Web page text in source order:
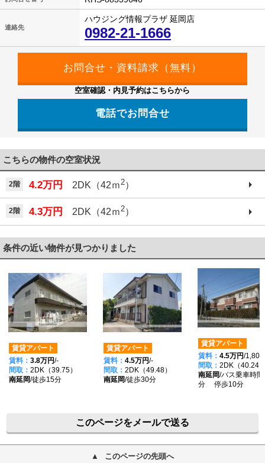
連絡先
ハウジング情報プラザ 延岡店
0982-21-1666
空室確認・内見予約はこちらから
電話でお問合せ
こちらの物件の空室状況
2階 4.2万円 2DK（42ｍ2）
2階 4.3万円 2DK（42ｍ2）
条件の近い物件が見つかりました
賃貸アパート
賃料： 3.8万円/-
間取： 2DK（39.75）
南延岡/徒歩15分
賃貸アパート
賃料： 4.5万円/-
間取： 2DK（49.48）
南延岡/徒歩30分
賃貸アパート
賃料： 4.5万円/1,800
間取： 2DK（40.24
南延岡/バス乗車時
分 停歩10分
このページをメールで送る
このページの先頭へ